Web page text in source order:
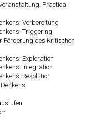
Practical
Vorbereitung
Triggering
Förderung des Kritischen
Exploration
Integration
Resolution